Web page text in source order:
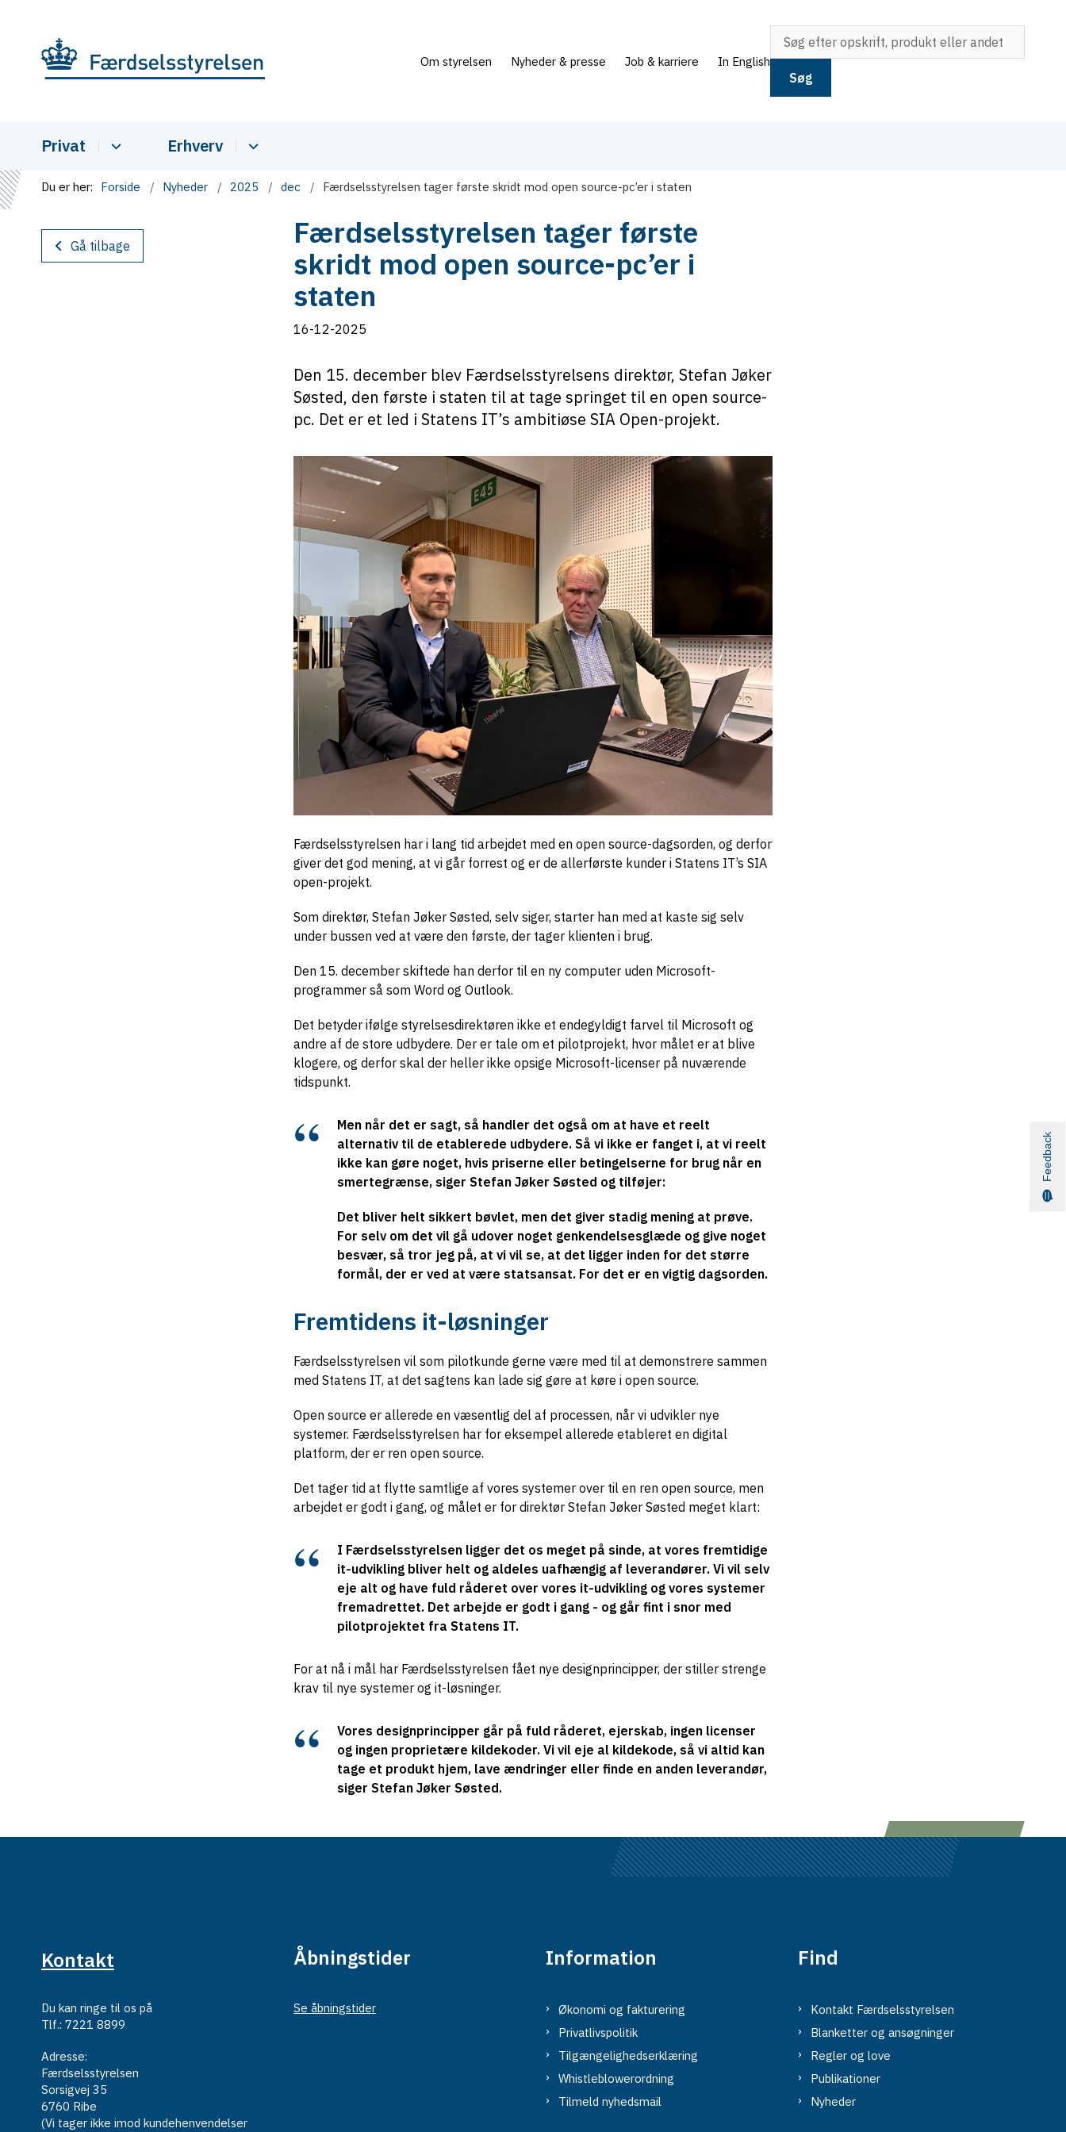
Om styrelsen Nyheder & presse Job & karriere In English
Søg
Privat Erhverv
Du er her: Forside Nyheder 2025 dec Færdselsstyrelsen tager første skridt mod open source-pc’er i staten
Gå tilbage
Færdselsstyrelsen tager første
skridt mod open source-pc’er i
staten
16-12-2025
Den 15. december blev Færdselsstyrelsens direktør, Stefan Jøker
Søsted, den første i staten til at tage springet til en open source-
pc. Det er et led i Statens IT’s ambitiøse SIA Open-projekt.
Færdselsstyrelsen har i lang tid arbejdet med en open source-dagsorden, og derfor
giver det god mening, at vi går forrest og er de allerførste kunder i Statens IT’s SIA
open-projekt.
Som direktør, Stefan Jøker Søsted, selv siger, starter han med at kaste sig selv
under bussen ved at være den første, der tager klienten i brug.
Den 15. december skiftede han derfor til en ny computer uden Microsoft-
programmer så som Word og Outlook.
Det betyder ifølge styrelsesdirektøren ikke et endegyldigt farvel til Microsoft og
andre af de store udbydere. Der er tale om et pilotprojekt, hvor målet er at blive
klogere, og derfor skal der heller ikke opsige Microsoft-licenser på nuværende
tidspunkt.
Men når det er sagt, så handler det også om at have et reelt
alternativ til de etablerede udbydere. Så vi ikke er fanget i, at vi reelt
ikke kan gøre noget, hvis priserne eller betingelserne for brug når en
smertegrænse, siger Stefan Jøker Søsted og tilføjer:
Det bliver helt sikkert bøvlet, men det giver stadig mening at prøve.
For selv om det vil gå udover noget genkendelsesglæde og give noget
besvær, så tror jeg på, at vi vil se, at det ligger inden for det større
formål, der er ved at være statsansat. For det er en vigtig dagsorden.
Fremtidens it-løsninger
Færdselsstyrelsen vil som pilotkunde gerne være med til at demonstrere sammen
med Statens IT, at det sagtens kan lade sig gøre at køre i open source.
Open source er allerede en væsentlig del af processen, når vi udvikler nye
systemer. Færdselsstyrelsen har for eksempel allerede etableret en digital
platform, der er ren open source.
Det tager tid at flytte samtlige af vores systemer over til en ren open source, men
arbejdet er godt i gang, og målet er for direktør Stefan Jøker Søsted meget klart:
I Færdselsstyrelsen ligger det os meget på sinde, at vores fremtidige
it-udvikling bliver helt og aldeles uafhængig af leverandører. Vi vil selv
eje alt og have fuld råderet over vores it-udvikling og vores systemer
fremadrettet. Det arbejde er godt i gang - og går fint i snor med
pilotprojektet fra Statens IT.
For at nå i mål har Færdselsstyrelsen fået nye designprincipper, der stiller strenge
krav til nye systemer og it-løsninger.
Vores designprincipper går på fuld råderet, ejerskab, ingen licenser
og ingen proprietære kildekoder. Vi vil eje al kildekode, så vi altid kan
tage et produkt hjem, lave ændringer eller finde en anden leverandør,
siger Stefan Jøker Søsted.
Kontakt Åbningstider Information Find
Du kan ringe til os på
Tlf.: 7221 8899
Adresse:
Færdselsstyrelsen
Sorsigvej 35
6760 Ribe
(Vi tager ikke imod kundehenvendelser
Se åbningstider
Økonomi og fakturering
Privatlivspolitik
Tilgængelighedserklæring
Whistleblowerordning
Tilmeld nyhedsmail
Kontakt Færdselsstyrelsen
Blanketter og ansøgninger
Regler og love
Publikationer
Nyheder
Feedback